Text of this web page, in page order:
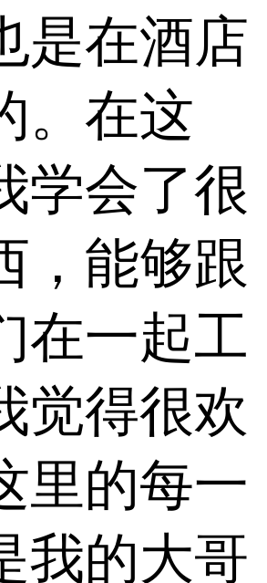
是在酒店
。在这
学会了很
，能够跟
在一起工
觉得很欢
里的每一
我的大哥